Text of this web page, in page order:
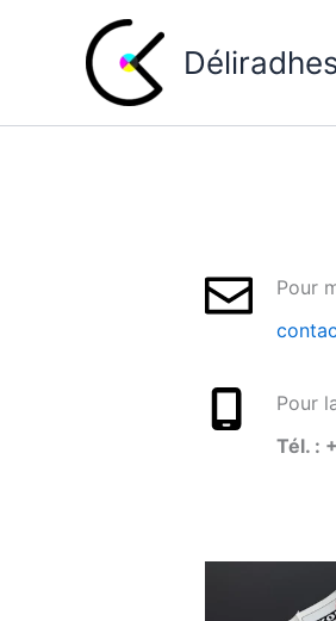
Pour
Pour
Tél. :